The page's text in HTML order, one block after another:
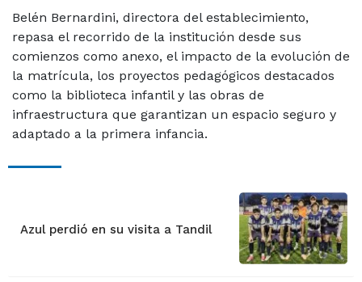
Belén Bernardini, directora del establecimiento,
repasa el recorrido de la institución desde sus
comienzos como anexo, el impacto de la evolución de
la matrícula, los proyectos pedagógicos destacados
como la biblioteca infantil y las obras de
infraestructura que garantizan un espacio seguro y
adaptado a la primera infancia.
Azul perdió en su visita a Tandil